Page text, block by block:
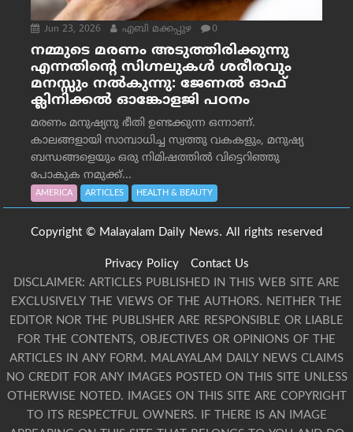
Jun 23, 2026 എബി മക്കപ്പുഴ 0
നമ്മുടെ മരണം അടുത്തിരിക്കുന്നു
എന്നതിന്റെ സിഗ്നലുകൾ ശരീരവും
മനസ്സും നല്‍കുന്നു: ജേണല്‍ ഓഫ്
ക്ലിനിക്കല്‍ ഓങ്കോളജി പഠനം
മരണം മനുഷ്യനു ഭീതി ഉണ്ടക്കുന്ന ഒന്നാണ്.
കാലങ്ങളായി സാമ്പാധിച്ച സ്വത്തു വകകളും, മനുഷ്യ
ബന്ധങ്ങളെയും ഒരു നിമിഷത്തിൽ വിട്ടെറിഞ്ഞു
പോകുക നമുക്ക്...
AMERICA ARTICLES HEALTH & BEAUTY
Copyright © Malayalam Daily News. All rights reserved
Privacy Policy
Contact Us
DISCLAIMER: ARTICLES PUBLISHED IN THIS WEB SITE ARE
EXCLUSIVELY THE VIEWS OF THE AUTHORS. NEITHER THE
EDITOR NOR THE PUBLISHER ARE RESPONSIBLE OR LIABLE
FOR THE CONTENTS, OBJECTIVES OR OPINIONS OF THE
ARTICLES IN ANY FORM. MALAYALAM DAILY NEWS CLAIMS
NO CREDIT FOR ANY IMAGES POSTED ON THIS SITE UNLESS
OTHERWISE NOTED. IMAGES ON THIS SITE ARE COPYRIGHT
TO ITS RESPECTFUL OWNERS. IF THERE IS AN IMAGE